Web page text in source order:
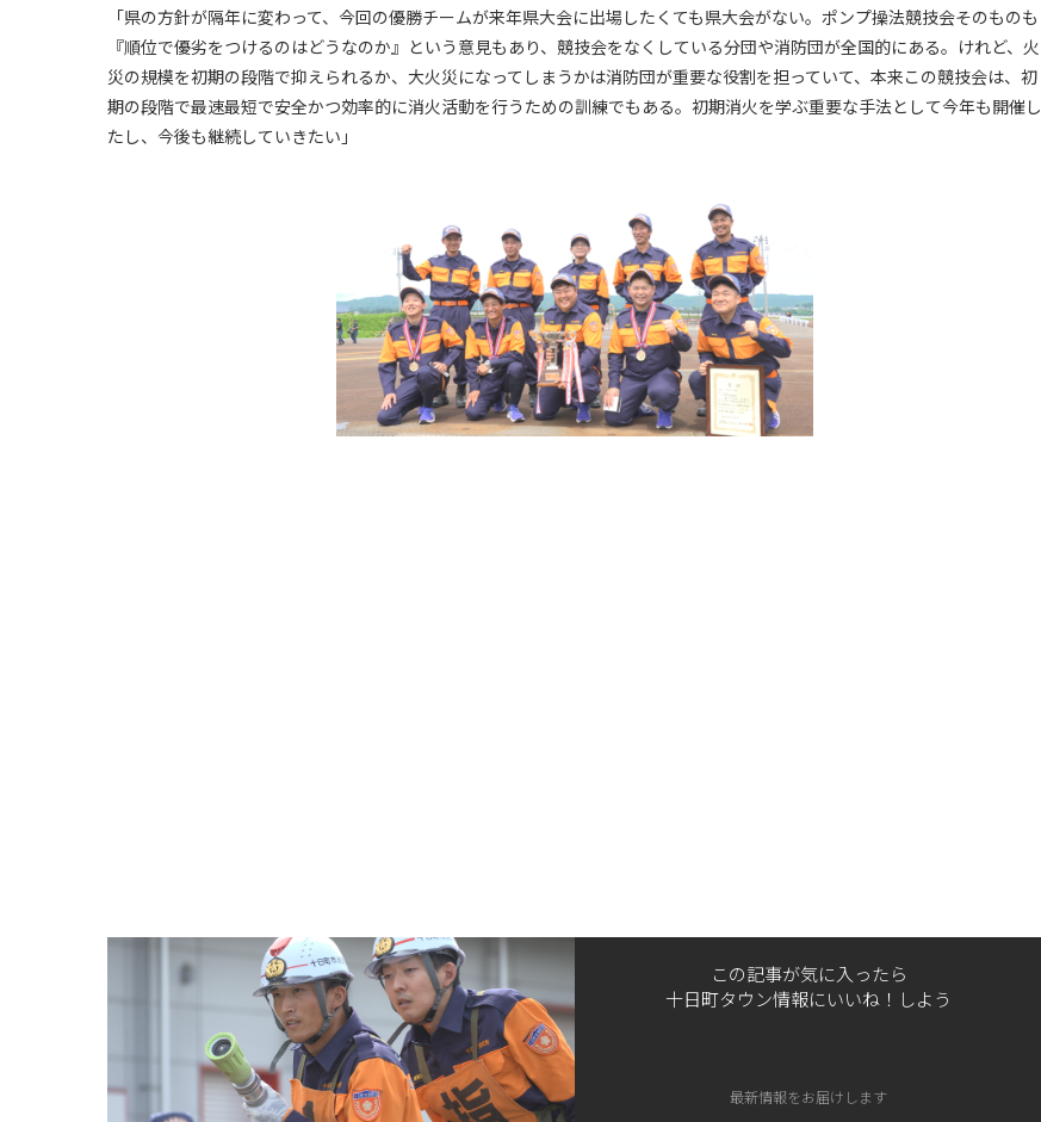
「県の方針が隔年に変わって、今回の優勝チームが来年県大会に出場したくても県大会がない。ポンプ操法競技会そのものも
『順位で優劣をつけるのはどうなのか』という意見もあり、競技会をなくしている分団や消防団が全国的にある。けれど、火
災の規模を初期の段階で抑えられるか、大火災になってしまうかは消防団が重要な役割を担っていて、本来この競技会は、初
期の段階で最速最短で安全かつ効率的に消火活動を行うための訓練でもある。初期消火を学ぶ重要な手法として今年も開催し
たし、今後も継続していきたい」
この記事が気に入ったら
十日町タウン情報にいいね！しよう
最新情報をお届けします